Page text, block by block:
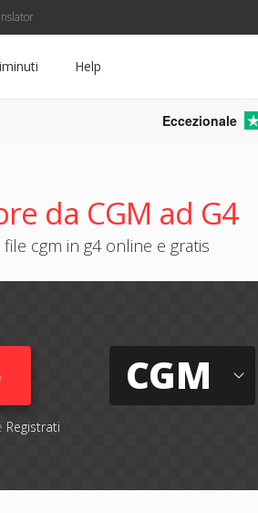
Help
Eccezionale
da CGM ad G4
cgm in g4 online e gratis
Registrati
CGM